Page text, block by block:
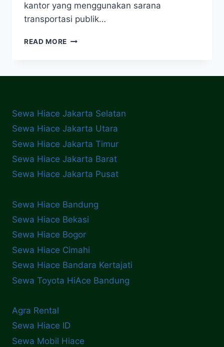
kantor yang menggunakan sarana
transportasi publik…
READ MORE SEWA
MASA
PANDEMI
Sewa Hiace Jakarta Selatan
Sewa Hiace Jakarta Utara
Sewa Hiace Jakarta Timur
Sewa Hiace Jakarta Barat
Sewa Hiace Jakarta Pusat
Sewa Hiace Bandung
Sewa Hiace Bekasi
Sewa Hiace Bogor
Sewa Hiace Cimahi
Sewa Hiace Bandara Kertajati
Sewa Toyota HiAce Bandung
Agra Rental
Sewa Hiace ID
Sewa Mobil Hiace